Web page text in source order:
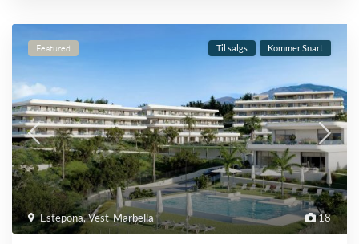
18
Estepona,Vest-Marbella
Featured Til salgs Kommer Snart